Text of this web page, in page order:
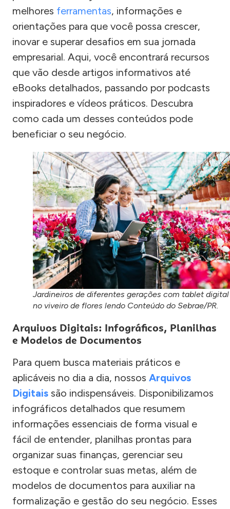
melhores ferramentas, informações e
orientações para que você possa crescer,
inovar e superar desafios em sua jornada
empresarial. Aqui, você encontrará recursos
que vão desde artigos informativos até
eBooks detalhados, passando por podcasts
inspiradores e vídeos práticos. Descubra
como cada um desses conteúdos pode
beneficiar o seu negócio.
Jardineiros de diferentes gerações com tablet digital
no viveiro de flores lendo Conteúdo do Sebrae/PR.
Arquivos Digitais: Infográficos, Planilhas
e Modelos de Documentos
Para quem busca materiais práticos e
aplicáveis no dia a dia, nossos Arquivos
Digitais são indispensáveis. Disponibilizamos
infográficos detalhados que resumem
informações essenciais de forma visual e
fácil de entender, planilhas prontas para
organizar suas finanças, gerenciar seu
estoque e controlar suas metas, além de
modelos de documentos para auxiliar na
formalização e gestão do seu negócio. Esses